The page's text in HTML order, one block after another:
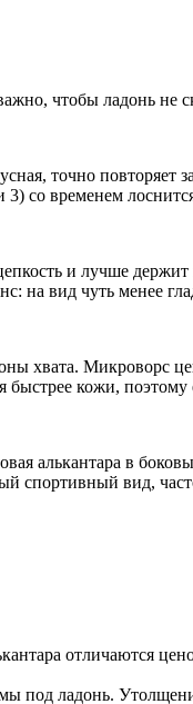
чтобы ладонь не
точно
со временем
и лучше
на вид чуть менее
хвата. Микроворс
быстрее кожи,
алькантара в
спортивный вид,
отличаются
под ладонь.